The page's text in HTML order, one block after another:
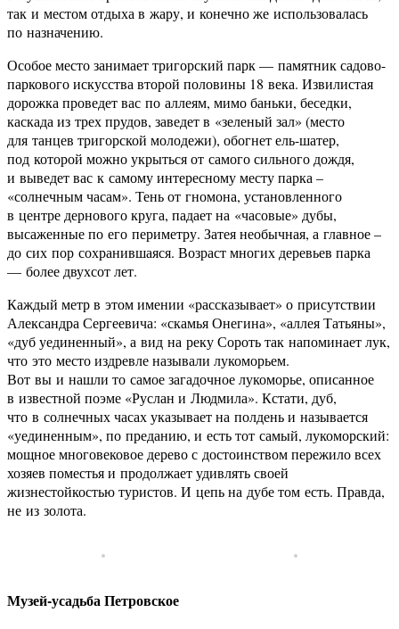
так и местом отдыха в жару, и конечно же использовалась
по назначению.
Особое место занимает тригорский парк — памятник садово-
паркового искусства второй половины 18 века. Извилистая
дорожка проведет вас по аллеям, мимо баньки, беседки,
каскада из трех прудов, заведет в «зеленый зал» (место
для танцев тригорской молодежи), обогнет ель-шатер,
под которой можно укрыться от самого сильного дождя,
и выведет вас к самому интересному месту парка –
«солнечным часам». Тень от гномона, установленного
в центре дернового круга, падает на «часовые» дубы,
высаженные по его периметру. Затея необычная, а главное –
до сих пор сохранившаяся. Возраст многих деревьев парка
— более двухсот лет.
Каждый метр в этом имении «рассказывает» о присутствии
Александра Сергеевича: «скамья Онегина», «аллея Татьяны»,
«дуб уединенный», а вид на реку Сороть так напоминает лук,
что это место издревле называли лукоморьем.
Вот вы и нашли то самое загадочное лукоморье, описанное
в известной поэме «Руслан и Людмила». Кстати, дуб,
что в солнечных часах указывает на полдень и называется
«уединенным», по преданию, и есть тот самый, лукоморский:
мощное многовековое дерево с достоинством пережило всех
хозяев поместья и продолжает удивлять своей
жизнестойкостью туристов. И цепь на дубе том есть. Правда,
не из золота.
Музей-усадьба Петровское